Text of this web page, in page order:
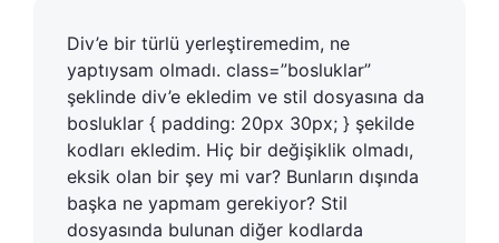
Div’e bir türlü yerleştiremedim, ne
yaptıysam olmadı. class=”bosluklar”
şeklinde div’e ekledim ve stil dosyasına da
bosluklar { padding: 20px 30px; } şekilde
kodları ekledim. Hiç bir değişiklik olmadı,
eksik olan bir şey mi var? Bunların dışında
başka ne yapmam gerekiyor? Stil
dosyasında bulunan diğer kodlarda